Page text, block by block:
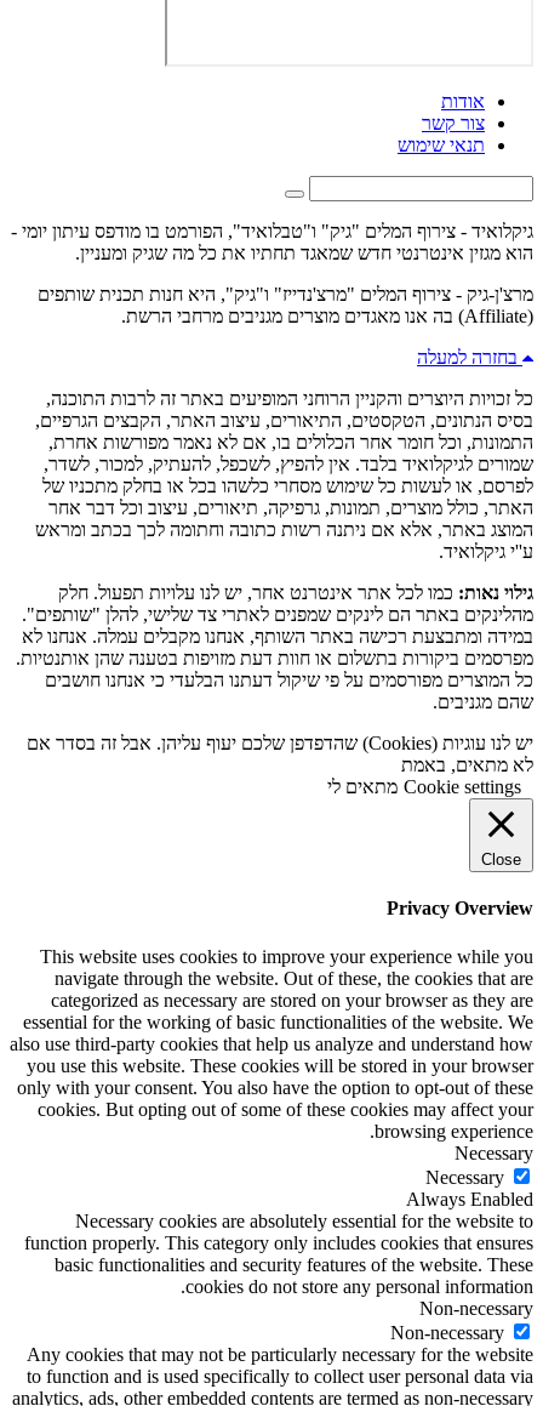
אודות
צור קשר
תנאי שימוש
גיקלואיד - צירוף המלים "גיק" ו"טבלואיד", הפורמט בו מודפס עיתון יומי -
הוא מגזין אינטרנטי חדש שמאגד תחתיו את כל מה שגיק ומעניין.
מרצ'ן-גיק - צירוף המלים "מרצ'נדייז" ו"גיק", היא חנות תכנית שותפים
(Affiliate) בה אנו מאגדים מוצרים מגניבים מרחבי הרשת.
בחזרה למעלה
כל זכויות היוצרים והקניין הרוחני המופיעים באתר זה לרבות התוכנה,
בסיס הנתונים, הטקסטים, התיאורים, עיצוב האתר, הקבצים הגרפיים,
התמונות, וכל חומר אחר הכלולים בו, אם לא נאמר מפורשות אחרת,
שמורים לגיקלואיד בלבד. אין להפיץ, לשכפל, להעתיק, למכור, לשדר,
לפרסם, או לעשות כל שימוש מסחרי כלשהו בכל או בחלק מתכניו של
האתר, כולל מוצרים, תמונות, גרפיקה, תיאורים, עיצוב וכל דבר אחר
המוצג באתר, אלא אם ניתנה רשות כתובה וחתומה לכך בכתב ומראש
ע''י גיקלואיד.
גילוי נאות: כמו לכל אתר אינטרנט אחר, יש לנו עלויות תפעול. חלק
מהלינקים באתר הם לינקים שמפנים לאתרי צד שלישי, להלן "שותפים".
במידה ומתבצעת רכישה באתר השותף, אנחנו מקבלים עמלה. אנחנו לא
מפרסמים ביקורות בתשלום או חוות דעת מזויפות בטענה שהן אותנטיות.
כל המוצרים מפורסמים על פי שיקול דעתנו הבלעדי כי אנחנו חושבים
שהם מגניבים.
יש לנו עוגיות (Cookies) שהדפדפן שלכם יעוף עליהן. אבל זה בסדר אם
לא מתאים, באמת
Cookie settings מתאים לי
Close
Privacy Overview
This website uses cookies to improve your experience while you
navigate through the website. Out of these, the cookies that are
categorized as necessary are stored on your browser as they are
essential for the working of basic functionalities of the website. We
also use third-party cookies that help us analyze and understand how
you use this website. These cookies will be stored in your browser
only with your consent. You also have the option to opt-out of these
cookies. But opting out of some of these cookies may affect your
browsing experience.
Necessary
Necessary
Always Enabled
Necessary cookies are absolutely essential for the website to
function properly. This category only includes cookies that ensures
basic functionalities and security features of the website. These
cookies do not store any personal information.
Non-necessary
Non-necessary
Any cookies that may not be particularly necessary for the website
to function and is used specifically to collect user personal data via
analytics, ads, other embedded contents are termed as non-necessary